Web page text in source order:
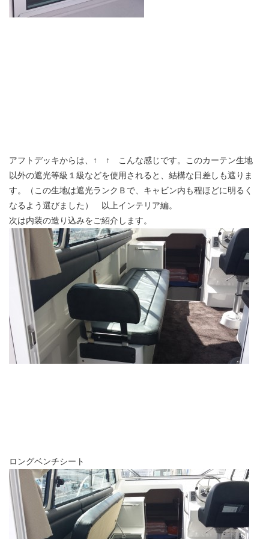
アフトデッキからは、↑ ↑ こんな感じです。このカーテン生地
以外の遮光等級１級などを使用されると、結構な日差しも遮りま
す。（この生地は遮光ランクＢで、キャビン内も程ほどに明るく
なるよう選びました） 以上インテリア編。
次は内装の造り込みをご紹介します。
ロングベンチシート